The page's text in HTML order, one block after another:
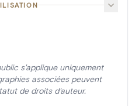
s'applique uniquement
associées peuvent
de droits d'auteur.